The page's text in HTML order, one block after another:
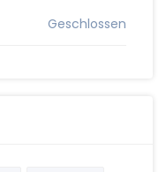
Geschlossen